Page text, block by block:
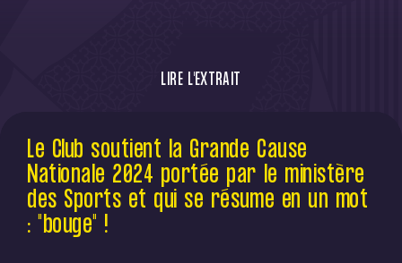
LIRE L'EXTRAIT
Supporters, supportrices : bougez 30
minutes par jour pour vous maintenir en
pleine santé !
Le Club soutient la Grande Cause
Nationale 2024 portée par le ministère
des Sports et qui se résume en un mot
: "bouge" !